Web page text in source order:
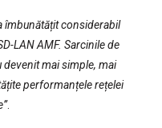
îmbunătățit considerabil
LAN AMF. Sarcinile de
devenit mai simple, mai
performanțele rețelei
.